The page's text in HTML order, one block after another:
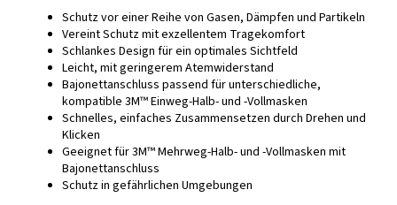
Schutz vor einer Reihe von Gasen, Dämpfen und Partikeln
Vereint Schutz mit exzellentem Tragekomfort
Schlankes Design für ein optimales Sichtfeld
Leicht, mit geringerem Atemwiderstand
Bajonettanschluss passend für unterschiedliche,
kompatible 3M™ Einweg-Halb- und -Vollmasken
Schnelles, einfaches Zusammensetzen durch Drehen und
Klicken
Geeignet für 3M™ Mehrweg-Halb- und -Vollmasken mit
Bajonettanschluss
Schutz in gefährlichen Umgebungen